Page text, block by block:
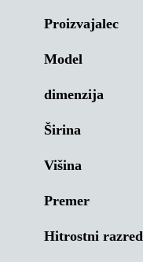
Proizvajalec
Model
dimenzija
Širina
Višina
Premer
Hitrostni razred